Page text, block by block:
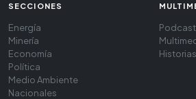
SECCIONES
Energía
Minería
Economía
Política
Medio Ambiente
Nacionales
Historias